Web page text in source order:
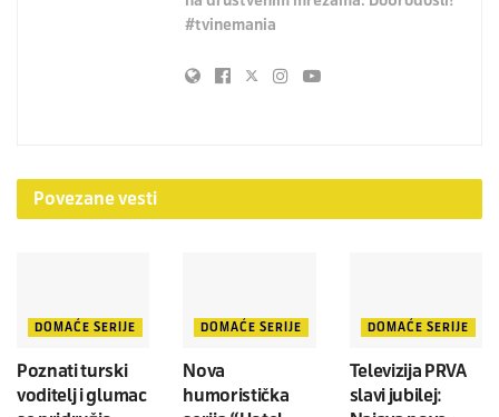
#tvinemania
Povezanevesti
DOMAĆE SERIJE
Poznati turski
voditelj i glumac
DOMAĆE SERIJE
Nova
humoristička
DOMAĆE SERIJE
Televizija PRVA
slavi jubilej: